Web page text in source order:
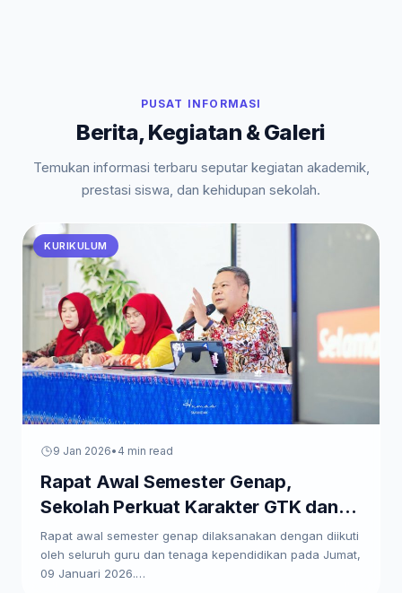
PUSAT INFORMASI
Berita, Kegiatan & Galeri
Temukan informasi terbaru seputar kegiatan akademik,
prestasi siswa, dan kehidupan sekolah.
KURIKULUM
9 Jan 2026• 4 min read
Rapat Awal Semester Genap,
Sekolah Perkuat Karakter GTK dan
Paparkan Program Kerja
Rapat awal semester genap dilaksanakan dengan diikuti
oleh seluruh guru dan tenaga kependidikan pada Jumat,
09 Januari 2026.…